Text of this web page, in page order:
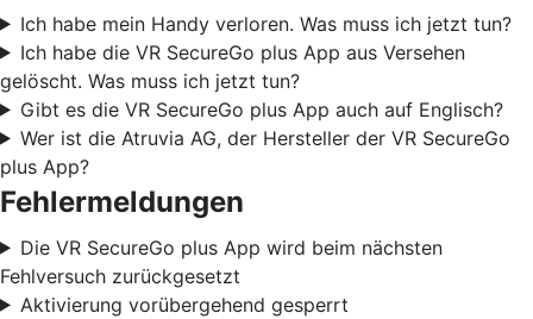
Ich habe mein Handy verloren. Was muss ich jetzt tun?
Ich habe die VR SecureGo plus App aus Versehen
gelöscht. Was muss ich jetzt tun?
Gibt es die VR SecureGo plus App auch auf Englisch?
Wer ist die Atruvia AG, der Hersteller der VR SecureGo
plus App?
Fehlermeldungen
Die VR SecureGo plus App wird beim nächsten
Fehlversuch zurückgesetzt
Aktivierung vorübergehend gesperrt